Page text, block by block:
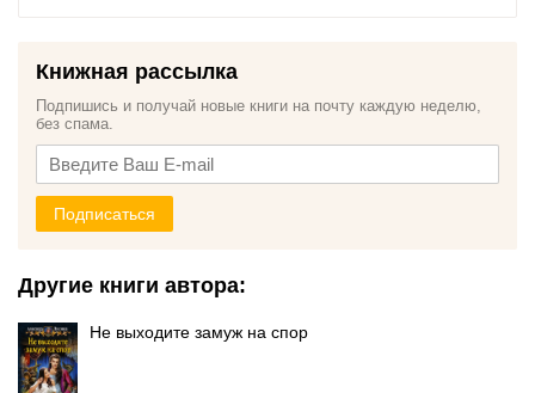
Книжная рассылка
Подпишись и получай новые книги на почту каждую неделю,
без спама.
Подписаться
Другие книги автора:
Не выходите замуж на спор